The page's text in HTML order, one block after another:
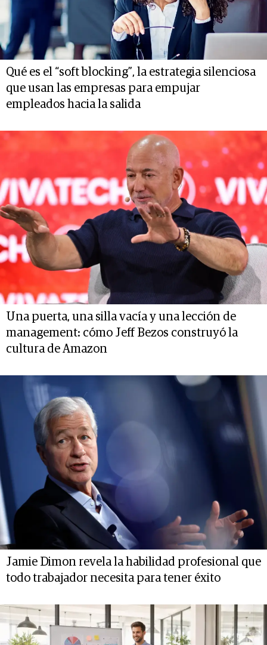
Qué es el “soft blocking”, la estrategia silenciosa
que usan las empresas para empujar
empleados hacia la salida
Una puerta, una silla vacía y una lección de
management: cómo Jeff Bezos construyó la
cultura de Amazon
Jamie Dimon revela la habilidad profesional que
todo trabajador necesita para tener éxito